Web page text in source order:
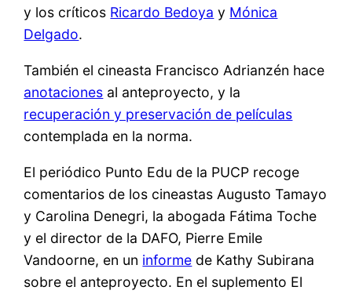
y los críticos Ricardo Bedoya y Mónica
Delgado.
También el cineasta Francisco Adrianzén hace
anotaciones al anteproyecto, y la
recuperación y preservación de películas
contemplada en la norma.
El periódico Punto Edu de la PUCP recoge
comentarios de los cineastas Augusto Tamayo
y Carolina Denegri, la abogada Fátima Toche
y el director de la DAFO, Pierre Emile
Vandoorne, en un informe de Kathy Subirana
sobre el anteproyecto. En el suplemento El